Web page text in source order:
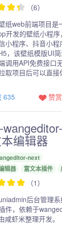
（6）
纸web前端项目是
开发的壁纸小程序
小程序、抖音小程
，该壁纸模版UI
调用API免费接口
取项目后可以直接
635
赞
编辑器
next
辑器
富文本插件
（1）
后台管理系
件，依赖于
咸虾米整理开发。